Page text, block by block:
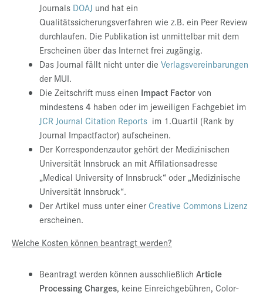
Journals DOAJ und hat ein
Qualitätssicherungsverfahren wie z.B. ein Peer Review
durchlaufen. Die Publikation ist unmittelbar mit dem
Erscheinen über das Internet frei zugängig.
Das Journal fällt nicht unter die Verlagsvereinbarungen
der MUI.
Die Zeitschrift muss einen Impact Factorvon
mindestens4 haben oder im jeweiligen Fachgebiet im
JCR Journal Citation Reports im 1.Quartil (Rank by
Journal Impactfactor) aufscheinen.
Der Korrespondenzautor gehört der Medizinischen
Universität Innsbruck an mit Affilationsadresse
„Medical University of Innsbruck“ oder „Medizinische
Universität Innsbruck“.
Der Artikel muss unter einerCreative Commons Lizenz
erscheinen.
Welche Kosten können beantragt werden?
Beantragt werden können ausschließlich Article
Processing Charges, keine Einreichgebühren, Color-